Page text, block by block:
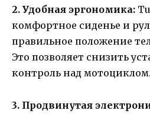
2. Удобная эргономика:
комфортное сиденье и
правильное положение
Это позволяет снизить
контроль над мотоциклом.
3. Продвинутая